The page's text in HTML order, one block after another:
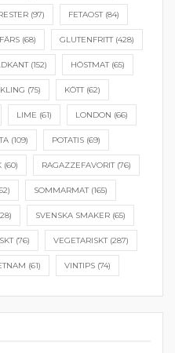
(97) FETAOST(84)
FÄRS(68) GLUTENFRITT(428)
(152) HÖSTMAT(65)
(75) KÖTT(62)
LIME (61) LONDON (66)
(109) POTATIS(69)
(60) RAGAZZEFAVORIT(76)
SOMMARMAT(165)
SVENSKA SMAKER(65)
(76) VEGETARISKT(287)
(61) VINTIPS (74)